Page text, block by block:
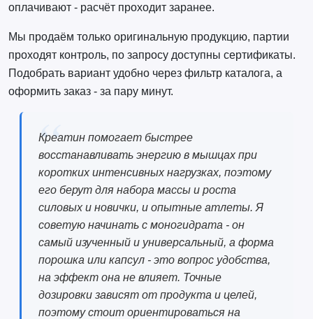
оплачивают - расчёт проходит заранее.
Мы продаём только оригинальную продукцию, партии
проходят контроль, по запросу доступны сертификаты.
Подобрать вариант удобно через фильтр каталога, а
оформить заказ - за пару минут.
Креатин помогает быстрее
восстанавливать энергию в мышцах при
коротких интенсивных нагрузках, поэтому
его берут для набора массы и роста
силовых и новички, и опытные атлеты. Я
советую начинать с моногидрата - он
самый изученный и универсальный, а форма
порошка или капсул - это вопрос удобства,
на эффект она не влияет. Точные
дозировки зависят от продукта и целей,
поэтому стоит ориентироваться на